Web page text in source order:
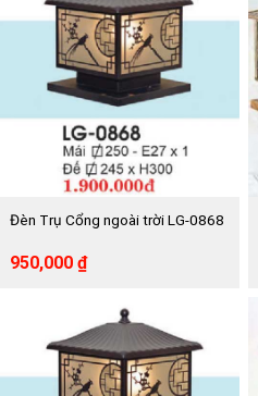
Đèn Trụ Cổng ngoài trời LG-0868
Giá
950,000 ₫Giá
950,000 ₫.